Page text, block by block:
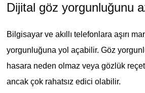
Dijital göz yorgunluğunu
Bilgisayar ve akıllı telefonlara aşırı
yorgunluğuna yol açabilir. Göz
hasara neden olmaz veya gözlük
ancak çok rahatsız edici olabilir.